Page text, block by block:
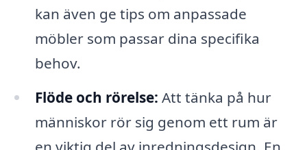
kan även ge tips om anpassade
möbler som passar dina specifika
behov.
Flöde och rörelse: Att tänka på hur
människor rör sig genom ett rum är